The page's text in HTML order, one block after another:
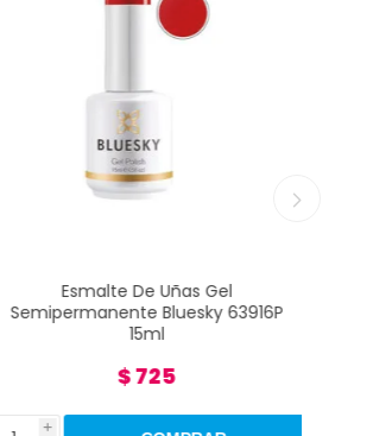
Esmalte De Uñas Gel
Semipermanente Bluesky 63916P
15ml
$ 725